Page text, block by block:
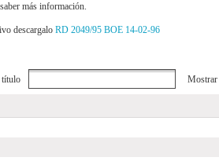
más información.
descargalo RD 2049/95 BOE 14-02-96
título Mostrar